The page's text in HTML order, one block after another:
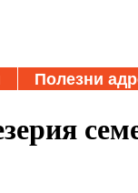
Полезни